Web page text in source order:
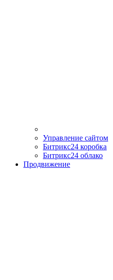
Управление сайтом
Битрикс24 коробка
Битрикс24 облако
Продвижение